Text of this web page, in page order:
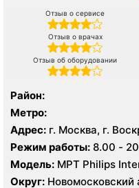
Отзыв о сервисе
Отзыв о врачах
Отзыв об оборудовании
Район:
Метро:
Адрес: г. Москва, г.
д. 1, корп. 8
Режим работы: 8.00 -
Модель: МРТ Philips
Округ: Новомосковский